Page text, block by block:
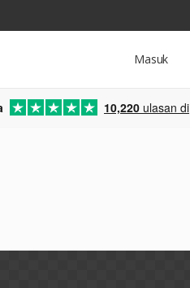
Masuk
10,220 ulasan di